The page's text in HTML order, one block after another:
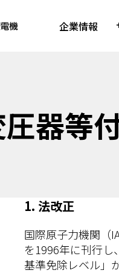
企業情報
器等
1. 法改正
国際原子力機関（
を1996年に刊行
基準免除レベル」